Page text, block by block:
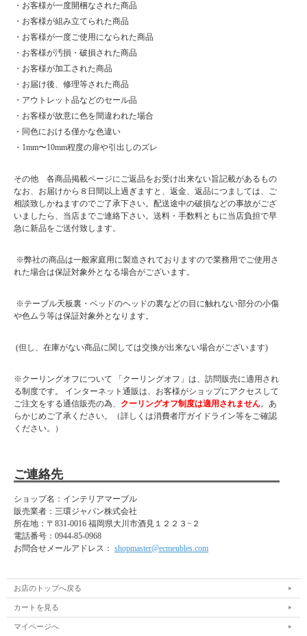
北海道・東北・沖縄・離島の方は送料がかかりますので"■送料について（一部地域
※対象地域でお選びいただけなかった場合でも、送料を加算させていただきます。
ご了承ください。
※運送会社の事情により離島・北海道の一部地域においては配達できない場合がご
※対象地域の送料は別途ご請求とさせていただきます。送料をご承諾されました
ら、注文確定メールにて合計金額をお知らせいたします。（注文確定メールが届い
ていない場合はご質問メールが届いていないか確認お願いします。）
■材質
MDF/強化シート
幅141×長さ204×高さ86(床面高さ25.3)cm
■カラー
ライトグレー、ブラウン
■特徴
右側に2口コンセント
お掃除ロボット対応
スノコ床板9mm
マットレスは別売り
・お客様が一度開梱なされた商品
・お客様が組み立てられた商品
・お客様が一度ご使用になられた商品
・お客様が汚損・破損された商品
・お客様が加工された商品
・お届け後、修理等された商品
・アウトレット品などのセール品
・お客様が故意に色を間違われた場合
・同色における僅かな色違い
・1mm〜10mm程度の扉や引出しのズレ
その他 各商品掲載ページにご返品をお受け出来ない旨記載があるもの
なお、お届けから８日間以上過ぎますと、返金、返品につましては、ご
相談致しかねますのでご了承下さい。配送途中の破損などの事故がござ
いましたら、当店までご連絡下さい。送料・手数料ともに当店負担で早
急に新品をご送付致します。
※弊社の商品は一般家庭用に製造されておりますので業務用でご使用さ
れた場合は保証対象外となる場合がございます。
※テーブル天板裏・ベッドのヘッドの裏などの目に触れない部分の小傷
や色ムラ等は保証対象外となります。
(但し、在庫がない商品に関しては交換が出来ない場合がございます)
※クーリングオフについて 「クーリングオフ」は、訪問販売に適用され
る制度です。 インターネット通販は、お客様がショップにアクセスして
ご注文をする通信販売の為、 クーリングオフ制度は適用されません。あ
らかじめご了承ください。（詳しくは消費者庁ガイドライン等をご確認
ください。）
ご連絡先
ショップ名：インテリアマーブル
販売業者：三環ジャパン株式会社
所在地： 〒831-0016 福岡県大川市酒見１２２３−２
電話番号： 0944-85-0968
お問合せメールアドレス： shopmaster@ecmeubles.com
お店のトップへ戻る
カートを見る
マイページへ